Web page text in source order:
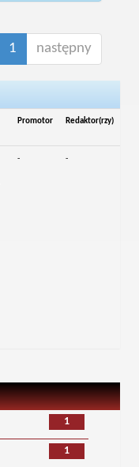
1 następny
Promotor Redaktor(rzy)
- -
1
1